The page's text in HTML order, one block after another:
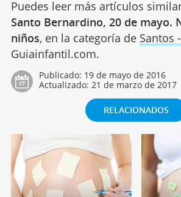
Puedes leer más artículos
Santo Bernardino, 20 de mayo.
niños, en la categoría de Santos
Guiainfantil.com.
Publicado: 19 de mayo de 2016
Actualizado: 21 de marzo de 2017
RELACIONADOS